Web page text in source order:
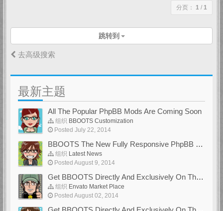
分页： 1 / 1
跳转到
去高级搜索
最新主题
All The Popular PhpBB Mods Are Coming Soon
组织 BBOOTS Customization
Posted July 22, 2014
BBOOTS The New Fully Responsive PhpBB Theme
组织 Latest News
Posted August 9, 2014
Get BBOOTS Directly And Exclusively On ThemeForest
组织 Envato Market Place
Posted August 02, 2014